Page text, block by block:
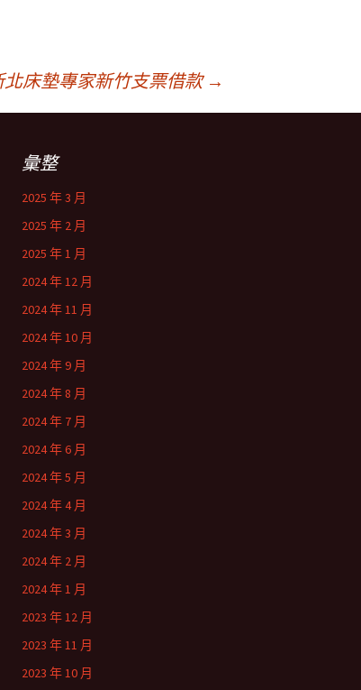
床墊專家新竹支票借款 →
彙整
2025 年 3 月
2025 年 2 月
2025 年 1 月
2024 年 12 月
2024 年 11 月
2024 年 10 月
2024 年 9 月
2024 年 8 月
2024 年 7 月
2024 年 6 月
2024 年 5 月
2024 年 4 月
2024 年 3 月
2024 年 2 月
2024 年 1 月
2023 年 12 月
2023 年 11 月
2023 年 10 月